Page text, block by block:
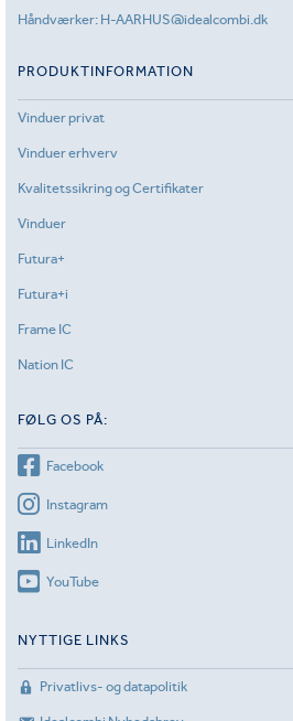
Håndværker: H-AARHUS@idealcombi.dk
PRODUKTINFORMATION
Vinduer privat
Vinduer erhverv
Kvalitetssikring og Certifikater
Vinduer
Futura+
Futura+i
Frame IC
Nation IC
FØLG OS PÅ:
Facebook
Instagram
LinkedIn
YouTube
NYTTIGE LINKS
Privatlivs- og datapolitik